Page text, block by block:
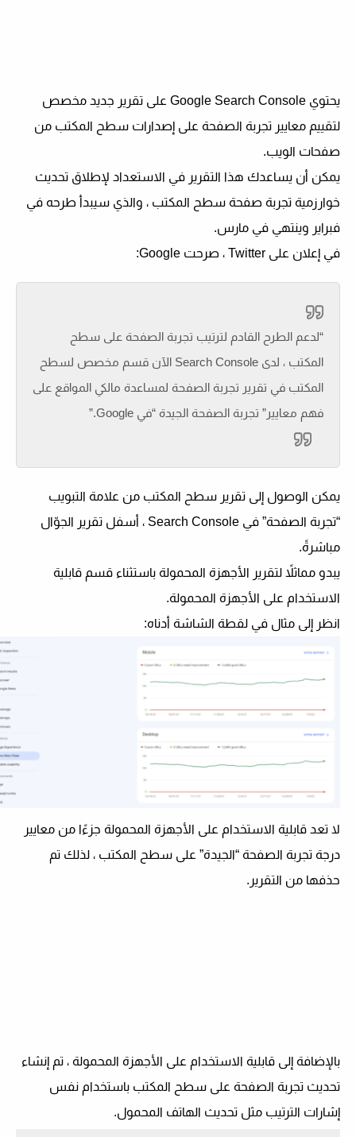
يحتوي Google Search Console على تقرير جديد مخصص
لتقييم معايير تجربة الصفحة على إصدارات سطح المكتب من
صفحات الويب.
يمكن أن يساعدك هذا التقرير في الاستعداد لإطلاق تحديث
خوارزمية تجربة صفحة سطح المكتب ، والذي سيبدأ طرحه في
فبراير وينتهي في مارس.
في إعلان على Twitter ، صرحت Google:
“لدعم الطرح القادم لترتيب تجربة الصفحة على سطح
المكتب ، لدى Search Console الآن قسم مخصص لسطح
المكتب في تقرير تجربة الصفحة لمساعدة مالكي المواقع على
فهم معايير” تجربة الصفحة الجيدة “في Google.”
يمكن الوصول إلى تقرير سطح المكتب من علامة التبويب
“تجربة الصفحة” في Search Console ، أسفل تقرير الجوّال
مباشرةً.
يبدو مماثلاً لتقرير الأجهزة المحمولة باستثناء قسم قابلية
الاستخدام على الأجهزة المحمولة.
انظر إلى مثال في لقطة الشاشة أدناه:
لا تعد قابلية الاستخدام على الأجهزة المحمولة جزءًا من معايير
درجة تجربة الصفحة “الجيدة” على سطح المكتب ، لذلك تم
حذفها من التقرير.
بالإضافة إلى قابلية الاستخدام على الأجهزة المحمولة ، تم إنشاء
تحديث تجربة الصفحة على سطح المكتب باستخدام نفس
إشارات الترتيب مثل تحديث الهاتف المحمول.